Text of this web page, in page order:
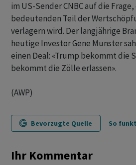
im US-Sender CNBC auf die
bedeutenden Teil der
verlagern wird. Der langjährige
heutige Investor Gene Munster
einen Deal: «Trump bekommt die
bekommt die Zölle erlassen».
(AWP)
Bevorzugte Quelle So
Ihr Kommentar